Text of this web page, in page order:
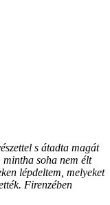
s átadta magát
mintha soha nem élt
lépdeltem, melyeket
Firenzében